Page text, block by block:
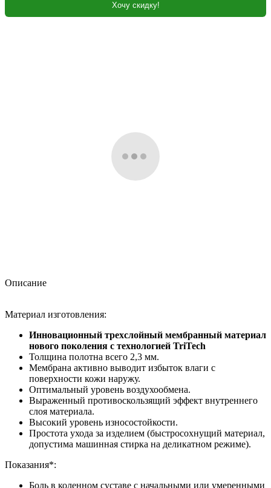
Хочу скидку!
Описание
Материал изготовления:
Инновационный трехслойный мембранный материал
нового поколения с технологией TriTech
Толщина полотна всего 2,3 мм.
Мембрана активно выводит избыток влаги с
поверхности кожи наружу.
Оптимальный уровень воздухообмена.
Выраженный противоскользящий эффект внутреннего
слоя материала.
Высокий уровень износостойкости.
Простота ухода за изделием (быстросохнущий материал,
допустима машинная стирка на деликатном режиме).
Показания*:
Боль в коленном суставе с начальными или умеренными